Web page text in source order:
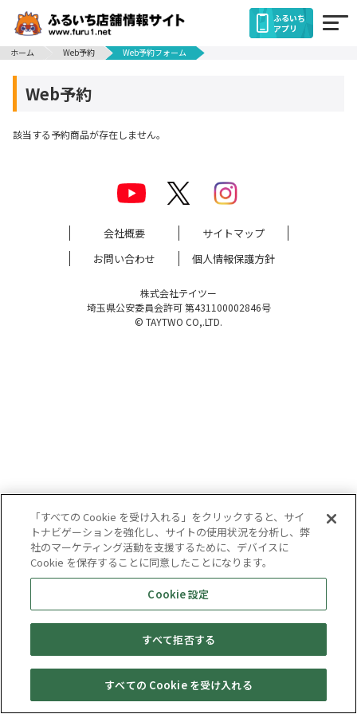
ふるいち
アプリ
ホーム
Web予約 Web予約フォーム
Web予約
該当する予約商品が存在しません。
会社概要
サイトマップ
お問い合わせ
個人情報保護方針
株式会社テイツー
埼玉県公安委員会許可 第431100002846号
© TAYTWO CO,.LTD.
キャンペーン 店舗一覧 Web予約 買取情報 宅配買取
「すべての Cookie を受け入れる」をクリックすると、サイ
トナビゲーションを強化し、サイトの使用状況を分析し、弊
社のマーケティング活動を支援するために、デバイスに
Cookie を保存することに同意したことになります。
Cookie 設定
すべて拒否する
すべての Cookie を受け入れる